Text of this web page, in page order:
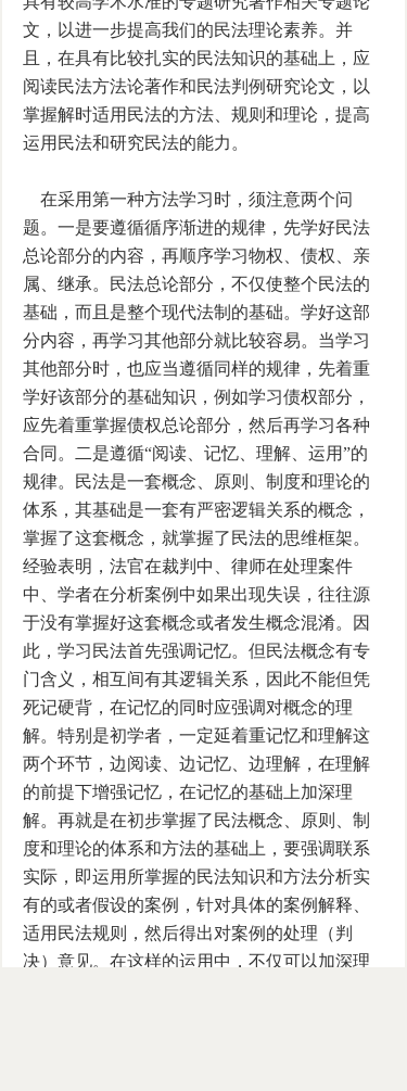
文，以进一步提高我们的民法理论素养。并
且，在具有比较扎实的民法知识的基础上，应
阅读民法方法论著作和民法判例研究论文，以
掌握解时适用民法的方法、规则和理论，提高
运用民法和研究民法的能力。
在采用第一种方法学习时，须注意两个问
题。一是要遵循循序渐进的规律，先学好民法
总论部分的内容，再顺序学习物权、债权、亲
属、继承。民法总论部分，不仅使整个民法的
基础，而且是整个现代法制的基础。学好这部
分内容，再学习其他部分就比较容易。当学习
其他部分时，也应当遵循同样的规律，先着重
学好该部分的基础知识，例如学习债权部分，
应先着重掌握债权总论部分，然后再学习各种
合同。二是遵循“阅读、记忆、理解、运用”的
规律。民法是一套概念、原则、制度和理论的
体系，其基础是一套有严密逻辑关系的概念，
掌握了这套概念，就掌握了民法的思维框架。
经验表明，法官在裁判中、律师在处理案件
中、学者在分析案例中如果出现失误，往往源
于没有掌握好这套概念或者发生概念混淆。因
此，学习民法首先强调记忆。但民法概念有专
门含义，相互间有其逻辑关系，因此不能但凭
死记硬背，在记忆的同时应强调对概念的理
解。特别是初学者，一定延着重记忆和理解这
两个环节，边阅读、边记忆、边理解，在理解
的前提下增强记忆，在记忆的基础上加深理
解。再就是在初步掌握了民法概念、原则、制
度和理论的体系和方法的基础上，要强调联系
实际，即运用所掌握的民法知识和方法分析实
有的或者假设的案例，针对具体的案例解释、
适用民法规则，然后得出对案例的处理（判
决）意见。在这样的运用中，不仅可以加深理